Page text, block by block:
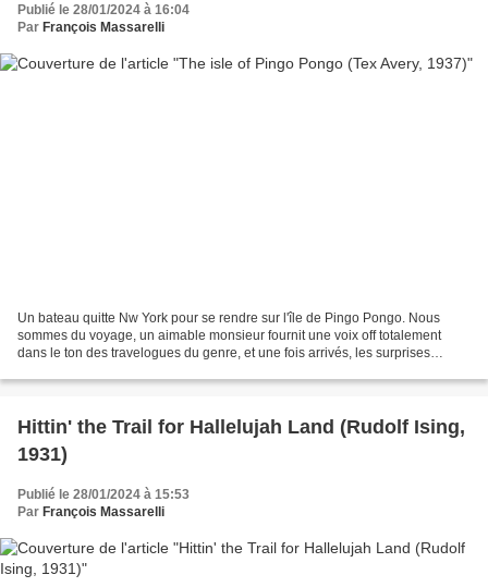
Publié le 28/01/2024 à 16:04
Par François Massarelli
Un bateau quitte Nw York pour se rendre sur l'île de Pingo Pongo. Nous
sommes du voyage, un aimable monsieur fournit une voix off totalement
dans le ton des travelogues du genre, et une fois arrivés, les surprises
Hittin' the Trail for Hallelujah Land (Rudolf Ising,
1931)
Publié le 28/01/2024 à 15:53
Par François Massarelli